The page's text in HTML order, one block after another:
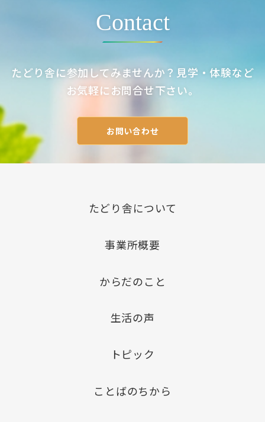
Contact
たどり舎に参加してみませんか？見学・体験など
お気軽にお問合せ下さい。
お問い合わせ
たどり舎について
事業所概要
からだのこと
生活の声
トピック
ことばのちから